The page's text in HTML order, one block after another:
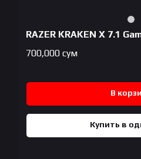
RAZER KRAKEN X 7.1
700,000 сум
В
Купить в